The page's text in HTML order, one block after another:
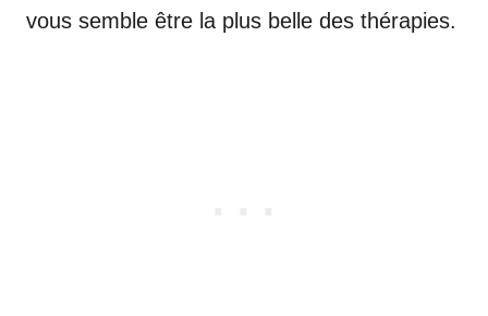
vous semble être la plus belle des thérapies.